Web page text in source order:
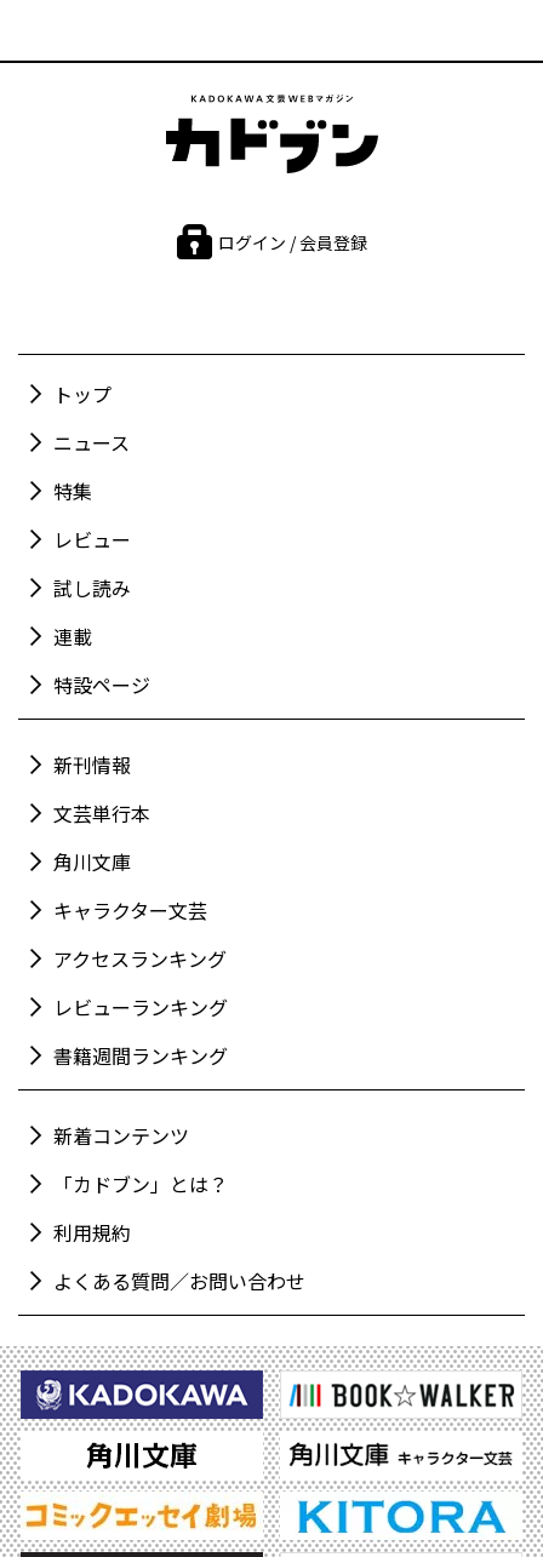
ログイン / 会員登録
トップ
ニュース
特集
レビュー
試し読み
連載
特設ページ
新刊情報
文芸単行本
角川文庫
キャラクター文芸
アクセスランキング
レビューランキング
書籍週間ランキング
新着コンテンツ
「カドブン」とは？
利用規約
よくある質問／お問い合わせ